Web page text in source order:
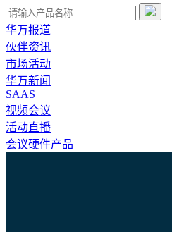
华万报道
伙伴资讯
市场活动
华万新闻
SAAS
视频会议
活动直播
会议硬件产品